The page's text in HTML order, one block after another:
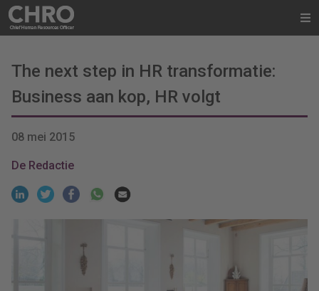
The next step in HR transformatie:
Business aan kop, HR volgt
08 mei 2015
De Redactie